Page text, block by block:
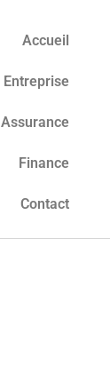
Accueil
Entreprise
Assurance
Finance
Contact